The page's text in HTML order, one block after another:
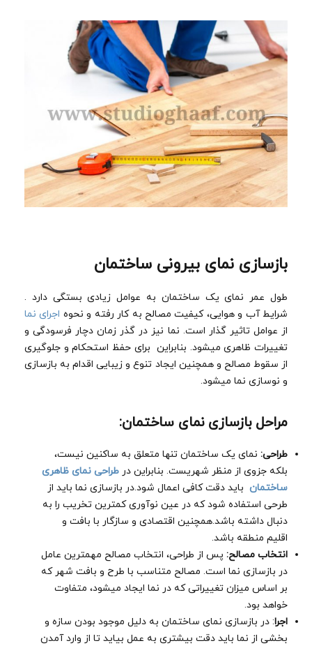
بازسازی نمای بیرونی ساختمان
طول عمر نمای یک ساختمان به عوامل زیادی بستگی دارد .
شرایط آب و هوایی، کیفیت مصالح به کار رفته و نحوه اجرای نما
از عوامل تاثیر گذار است. نما نیز در گذر زمان دچار فرسودگی و
تغییرات ظاهری میشود. بنابراین برای حفظ استحکام و جلوگیری
از سقوط مصالح و همچنین ایجاد تنوع و زیبایی اقدام به بازسازی
و نوسازی نما میشود.
مراحل بازسازی نمای ساختمان:
طراحی: نمای یک ساختمان تنها متعلق به ساکنین نیست،
بلکه جزوی از منظر شهریست. بنابراین در طراحی نمای ظاهری
ساختمان باید دقت کافی اعمال شود.در بازسازی نما باید از
طرحی استفاده شود که در عین نوآوری کمترین تخریب را به
دنبال داشته باشد.همچنین اقتصادی و سازگار با بافت و
اقلیم منطقه باشد.
انتخاب مصالح: پس از طراحی، انتخاب مصالح مهمترین عامل
در بازسازی نما است. مصالح متناسب با طرح و بافت شهر که
بر اساس میزان تغییراتی که در نما ایجاد میشود، متفاوت
خواهد بود.
اجرا: در بازسازی نمای ساختمان به دلیل موجود بودن سازه و
بخشی از نما باید دقت بیشتری به عمل بیاید تا از وارد آمدن